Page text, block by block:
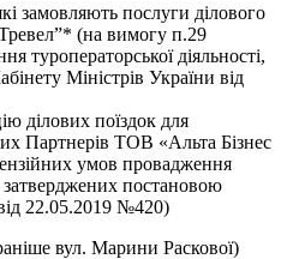
замовляють послуги ділового
(на вимогу п.29
туроператорської діяльності,
Міністрів України від
ділових поїздок для
Партнерів ТОВ «Альта Бізнес
умов провадження
затверджених постановою
22.05.2019 №420)
вул. Марини Раскової)